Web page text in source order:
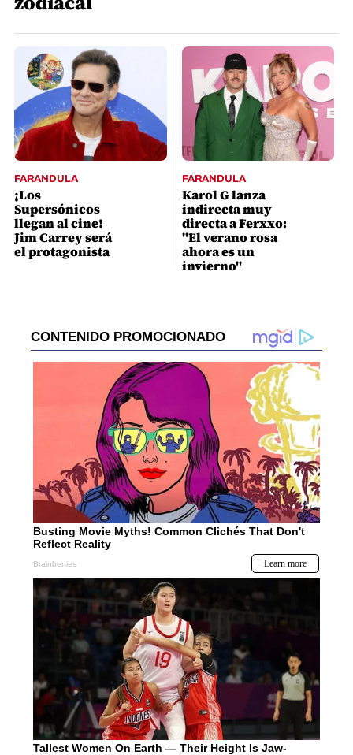
FARANDULA
¡Los
Supersónicos
llegan al cine!
Jim Carrey será
el protagonista
FARANDULA
Karol G lanza
indirecta muy
directa a Ferxxo:
"El verano rosa
ahora es un
invierno"